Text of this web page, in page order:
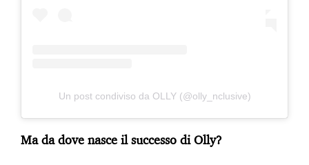
Un post condiviso da OLLY (@olly_nclusive)
Ma da dove nasce il successo di Olly?